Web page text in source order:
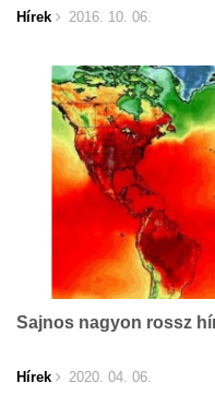
Hírek 2016. 10. 06.
Sajnos nagyon rossz
Hírek 2020. 04. 06.